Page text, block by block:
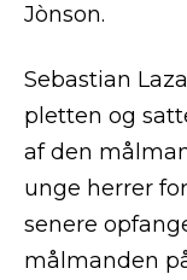
Jònson.
Sebastian
pletten og
af den
unge herrer
senere
målmanden